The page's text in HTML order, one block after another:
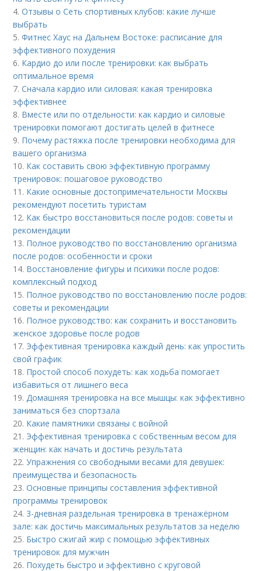
4.Отзывы о Сеть спортивных клубов: какие лучше
выбрать
5.Фитнес Хаус на Дальнем Востоке: расписание для
эффективного похудения
6. Кардио до или после тренировки: как выбрать
оптимальное время
7.Сначала кардио или силовая: какая тренировка
эффективнее
8. Вместе или по отдельности: как кардио и силовые
тренировки помогают достигать целей в фитнесе
9. Почему растяжка после тренировки необходима для
вашего организма
10. Как составить свою эффективную программу
тренировок: пошаговое руководство
11. Какие основные достопримечательности Москвы
рекомендуют посетить туристам
12. Как быстро восстановиться после родов: советы и
рекомендации
13. Полное руководство по восстановлению организма
после родов: особенности и сроки
14. Восстановление фигуры и психики после родов:
комплексный подход
15. Полное руководство по восстановлению после родов:
советы и рекомендации
16. Полное руководство: как сохранить и восстановить
женское здоровье после родов
17. Эффективная тренировка каждый день: как упростить
свой график
18. Простой способ похудеть: как ходьба помогает
избавиться от лишнего веса
19.Домашняя тренировка на все мышцы: как эффективно
заниматься без спортзала
20. Какие памятники связаны с войной
21. Эффективная тренировка с собственным весом для
женщин: как начать и достичь результата
22.Упражнения со свободными весами для девушек:
преимущества и безопасность
23.Основные принципы составления эффективной
программы тренировок
24. 3-дневная раздельная тренировка в тренажёрном
зале: как достичь максимальных результатов за неделю
25. Быстро сжигай жир с помощью эффективных
тренировок для мужчин
26. Похудеть быстро и эффективно с круговой